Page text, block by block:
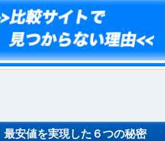
最安値を実現した６つの秘密